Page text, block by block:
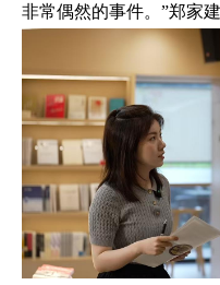
非常偶然的事件。”郑家建